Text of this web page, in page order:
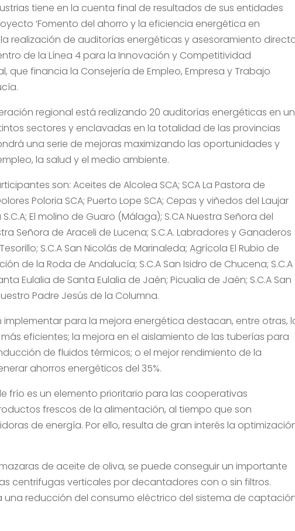
tiene en la cuenta final de resultados de sus entidades
‘Fomento del ahorro y la eficiencia energética en
realización de auditorías energéticas y asesoramiento
de la Línea 4 para la Innovación y Competitividad
que financia la Consejería de Empleo, Empresa y Trabajo
regional está realizando 20 auditorías energéticas en
sectores y enclavadas en la totalidad de las provincias
una serie de mejoras maximizando las oportunidades y
la salud y el medio ambiente.
son: Aceites de Alcolea SCA; SCA La Pastora de
Poloria SCA; Puerto Lope SCA; Cepas y viñedos del Laujar
El molino de Guaro (Málaga); S.CA Nuestra Señora del
Señora de Araceli de Lucena; S.C.A. Labradores y Ganaderos
S.C.A San Nicolás de Marinaleda; Agrícola El Rubio de
de la Roda de Andalucía; S.C.A San Isidro de Chucena; S.C.A
Eulalia de Santa Eulalia de Jaén; Picualia de Jaén; S.C.A San
Padre Jesús de la Columna.
implementar para la mejora energética destacan, entre otras,
eficientes; la mejora en el aislamiento de las tuberías para
de fluidos térmicos; o el mejor rendimiento de la
ahorros energéticos del 35%.
frío es un elemento prioritario para las cooperativas
frescos de la alimentación, al tiempo que son
de energía. Por ello, resulta de gran interés la
de aceite de oliva, se puede conseguir un importante
centrifugas verticales por decantadores con o sin filtros.
una reducción del consumo eléctrico del sistema de